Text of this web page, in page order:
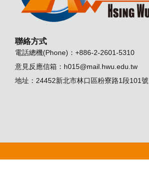
聯絡方式
電話總機(Phone)：+886-2-2601-5310
意見反應信箱： h015@mail.hwu.edu.tw
地址：24452新北市林口區粉寮路1段101號